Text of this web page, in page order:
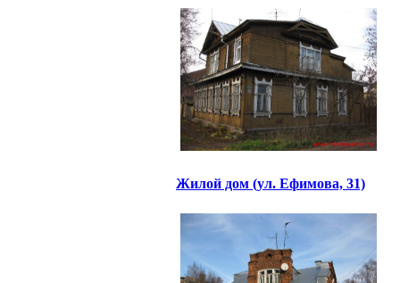
Жилой дом (ул. Ефимова, 31)